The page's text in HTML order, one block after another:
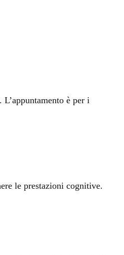
è per i
le prestazioni cognitive.